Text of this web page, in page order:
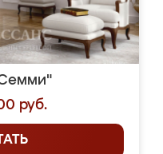
руб.